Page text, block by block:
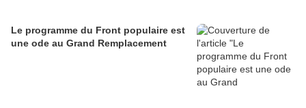
Le programme du Front populaire est
une ode au Grand Remplacement